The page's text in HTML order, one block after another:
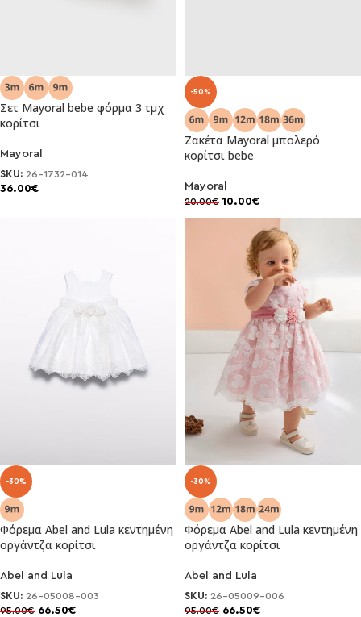
Σετ Mayoral bebe φόρμα 3 τμχ
κορίτσι
Mayoral
SKU: 26-1732-014
36.00€
-50%
Ζακέτα Mayoral μπολερό
κορίτσι bebe
Mayoral
20.00€ 10.00€
-30%
Φόρεμα Abel and Lula κεντημένη
οργάντζα κορίτσι
Abel and Lula
SKU: 26-05008-003
95.00€ 66.50€
-30%
Φόρεμα Abel and Lula κεντημένη
οργάντζα κορίτσι
Abel and Lula
SKU: 26-05009-006
95.00€ 66.50€